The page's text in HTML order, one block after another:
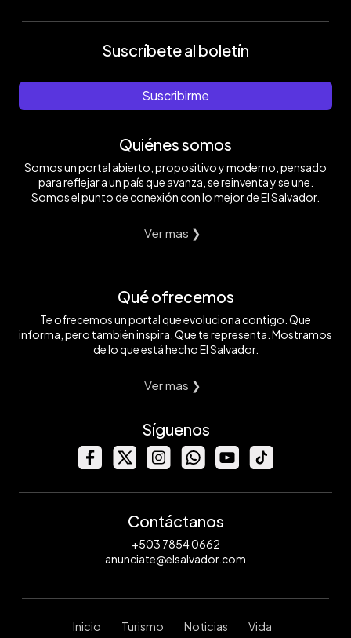
Suscríbete al boletín
Suscribirme
Quiénes somos
Somos un portal abierto, propositivo y moderno, pensado
para reflejar a un país que avanza, se reinventa y se une.
Somos el punto de conexión con lo mejor de El Salvador.
Ver mas ❯
Qué ofrecemos
Te ofrecemos un portal que evoluciona contigo. Que
informa, pero también inspira. Que te representa. Mostramos
de lo que está hecho El Salvador.
Ver mas ❯
Síguenos
Contáctanos
+503 7854 0662
anunciate@elsalvador.com
Inicio Turismo Noticias Vida